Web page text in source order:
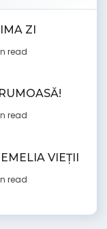
ZI
read
read
VIEȚII
read